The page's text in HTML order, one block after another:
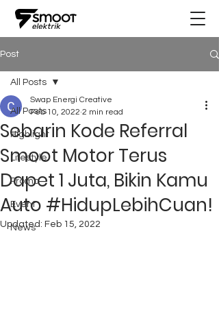
Post
All Posts
Highlight
Lifestyle
Promo
Event
News
All Posts
Sebarin Kode Referral
Smoot Motor Terus
Dapet 1 Juta, Bikin Kamu
Auto #HidupLebihCuan!
Swap Energi Creative
Feb 10, 2022 2 min read
Updated: Feb 15, 2022